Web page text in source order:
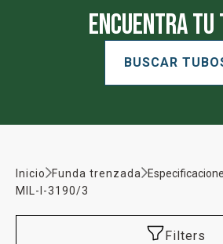
Encuentra tu
BUSCAR
Inicio Funda trenzada
MIL-I-3190/3
Filters